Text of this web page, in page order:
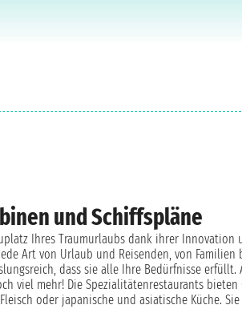
und Schiffspläne
Ihres Traumurlaubs dank ihrer
Art von Urlaub und Reisenden, von Familien
dass sie alle Ihre Bedürfnisse erfüllt.
viel mehr! Die Spezialitätenrestaurants bieten
oder japanische und asiatische Küche.